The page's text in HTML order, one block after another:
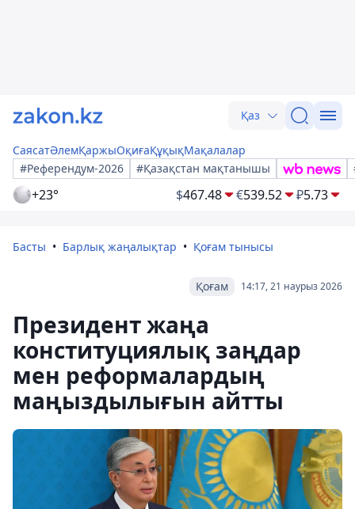
Қаз
СаясатӘлемҚаржыОқиғаҚұқықМақалалар
#Референдум-2026
#Қазақстан мақтанышы
+23° $467.48 €539.52 ₽5.73
Басты Барлық жаңалықтар Қоғам тынысы
14:17, 21 наурыз 2026
Қоғам
Президент жаңа
конституциялық заңдар
мен реформалардың
маңыздылығын айтты